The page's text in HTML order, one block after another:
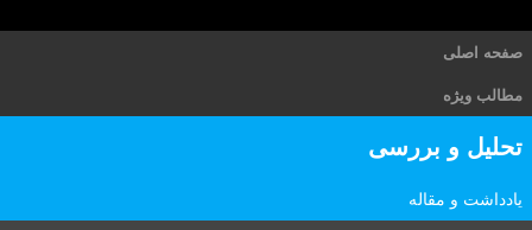
صفحه اصلی
مطالب ویژه
تحلیل و بررسی
یادداشت و مقاله